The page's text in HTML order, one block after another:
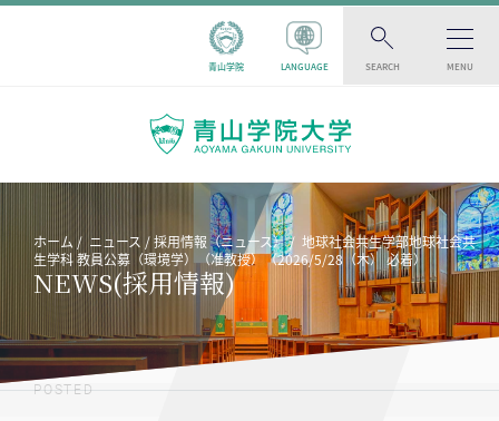
青山学院 LANGUAGE SEARCH MENU
ホーム ニュース 採用情報（ニュース）
地球社会共生学部地球社会共
生学科 教員公募（環境学）（准教授）（2026/5/28（木） 必着）
NEWS(採用情報)
POSTED